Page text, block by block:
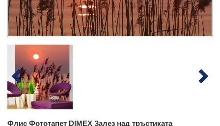
Флис Фототапет DIMEX Залез над тръстиката